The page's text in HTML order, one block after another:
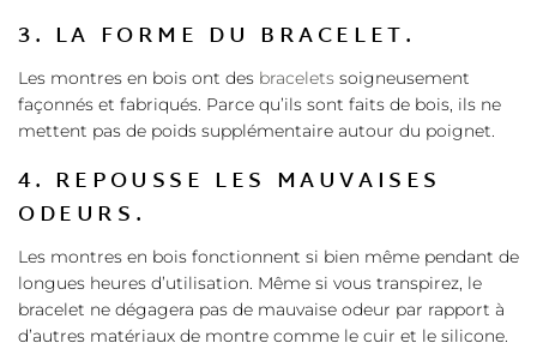
3. LA FORME DU BRACELET.
Les montres en bois ont des bracelets soigneusement
façonnés et fabriqués. Parce qu’ils sont faits de bois, ils ne
mettent pas de poids supplémentaire autour du poignet.
4. REPOUSSE LES MAUVAISES
ODEURS.
Les montres en bois fonctionnent si bien même pendant de
longues heures d’utilisation. Même si vous transpirez, le
bracelet ne dégagera pas de mauvaise odeur par rapport à
d’autres matériaux de montre comme le cuir et le silicone.